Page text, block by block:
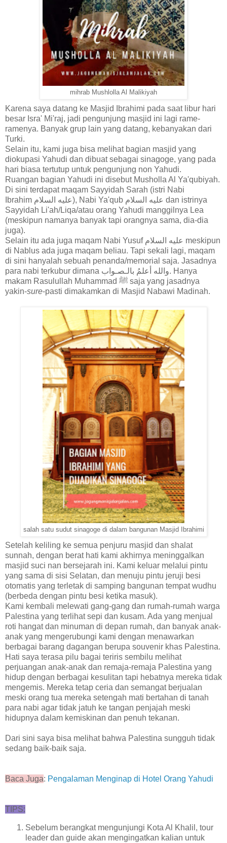
mihrab Mushlolla Al Malikiyah
Karena saya datang ke Masjid Ibrahimi pada saat libur hari
besar Isra' Mi'raj, jadi pengunjung masjid ini lagi rame-
ramenya. Banyak grup lain yang datang, kebanyakan dari
Turki.
Selain itu, kami juga bisa melihat bagian masjid yang
diokupasi Yahudi dan dibuat sebagai sinagoge, yang pada
hari biasa tertutup untuk pengunjung non Yahudi.
Ruangan bagian Yahudi ini disebut Musholla Al Ya'qubiyah.
Di sini terdapat maqam Sayyidah Sarah (istri Nabi
Ibrahim
عليه السلام), Nabi Ya'qub عليه السلام dan istrinya
Sayyidah Li'ah/Liqa/atau orang Yahudi manggilnya Lea
(meskipun namanya banyak tapi orangnya sama, dia-dia
juga).
Selain itu ada juga maqam Nabi Yusuf عليه السلام meskipun
di Nablus ada juga maqam beliau. Tapi sekali lagi, maqam
di sini hanyalah sebuah penanda/memorial saja. Jasadnya
para nabi terkubur dimana
والله أعلمُ بالـصـواب. Hanya
makam Rasulullah Muhammad ﷺ saja yang jasadnya
yakin-sure-pasti dimakamkan di Masjid Nabawi Madinah.
salah satu sudut sinagoge di dalam bangunan Masjid Ibrahimi
Setelah keliling ke semua penjuru masjid dan shalat
sunnah, dengan berat hati kami akhirnya meninggalkan
masjid suci nan bersejarah ini. Kami keluar melalui pintu
yang sama di sisi Selatan, dan menuju pintu jeruji besi
otomatis yang terletak di samping bangunan tempat wudhu
(berbeda dengan pintu besi ketika masuk).
Kami kembali melewati gang-gang dan rumah-rumah warga
Palestina yang terlihat sepi dan kusam. Ada yang menjual
roti hangat dan minuman di depan rumah, dan banyak anak-
anak yang mengerubungi kami dengan menawarkan
berbagai barang dagangan berupa souvenir khas Palestina.
Hati saya terasa pilu bagai teriris sembilu melihat
perjuangan anak-anak dan remaja-remaja Palestina yang
hidup dengan berbagai kesulitan tapi hebatnya mereka tidak
mengemis. Mereka tetap ceria dan semangat berjualan
meski orang tua mereka setengah mati bertahan di tanah
para nabi agar tidak jatuh ke tangan penjajah meski
hidupnya dalam kemiskinan dan penuh tekanan.
Dari sini saya bisa melihat bahwa Palestina sungguh tidak
sedang baik-baik saja.
Baca Juga: Pengalaman Menginap di Hotel Orang Yahudi
TIPS:
Sebelum berangkat mengunjungi Kota Al Khalil, tour
leader dan guide akan mengingatkan kalian untuk